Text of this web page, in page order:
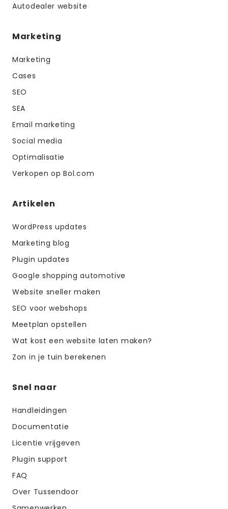
Autodealer website
Marketing
Marketing
Cases
SEO
SEA
Email marketing
Social media
Optimalisatie
Verkopen op Bol.com
Artikelen
WordPress updates
Marketing blog
Plugin updates
Google shopping automotive
Website sneller maken
SEO voor webshops
Meetplan opstellen
Wat kost een website laten maken?
Zon in je tuin berekenen
Snel naar
Handleidingen
Documentatie
Licentie vrijgeven
Plugin support
FAQ
Over Tussendoor